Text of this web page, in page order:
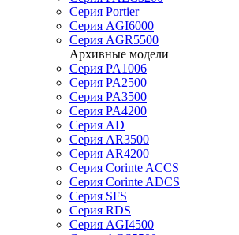
Серия Portier
Серия AGI6000
Серия AGR5500
Архивные модели
Серия PA1006
Серия PA2500
Серия PA3500
Серия PA4200
Серия AD
Серия AR3500
Серия AR4200
Серия Corinte ACCS
Серия Corinte ADCS
Серия SFS
Серия RDS
Серия AGI4500